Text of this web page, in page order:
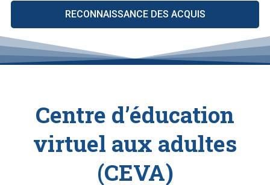
RECONNAISSANCE DES ACQUIS
Centre d’éducation
virtuel aux adultes
(CEVA)